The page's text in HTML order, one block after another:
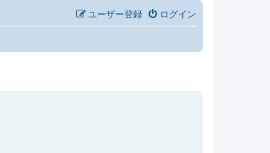
ログイン
ユーザー登録